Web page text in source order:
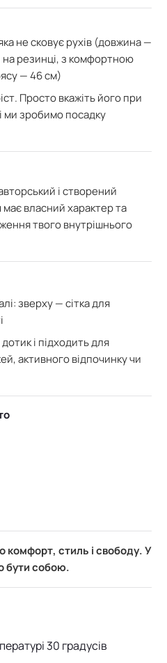
не сковує рухів (довжина —
резинці, з комфортною
— 46 см)
Просто вкажіть його при
ми зробимо посадку
і створений
власний характер та
твого внутрішнього
зверху — сітка для
і підходить для
активного відпочинку чи
комфорт, стиль і свободу. У
бути собою.
30 градусів